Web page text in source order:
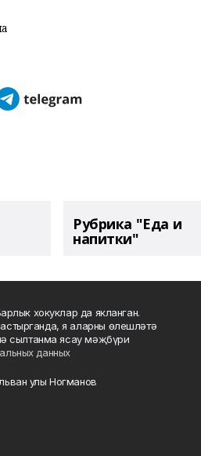
Рубрика "Еда и
напитки"
хокуклар да якланган.
я аларны өлешләтә
сылтанма ясау мәҗбүри
данных
улы Ногманов